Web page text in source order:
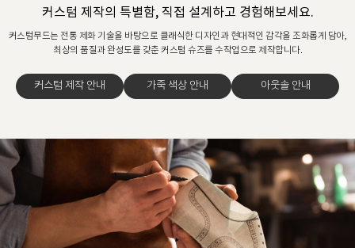
커스텀 제작의 특별함, 직접 설계하고 경험해보세요.
커스텀무드는 전통 제화 기술을 바탕으로 클래식한 디자인과 현대적인 감각을 조화롭게 담아,
최상의 품질과 완성도를 갖춘 커스텀 슈즈를 수작업으로 제작합니다.
커스텀 제작 안내 가죽 색상 안내 아웃솔 안내